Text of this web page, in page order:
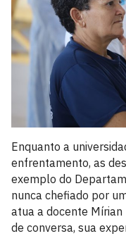
Enquanto a
enfrentamento, as
exemplo do
nunca chefiado por
atua a docente
de conversa, sua